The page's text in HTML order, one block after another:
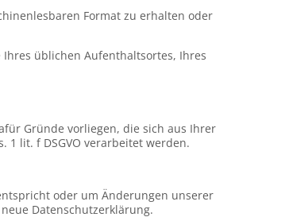
Format zu erhalten oder
Ihres üblichen Aufenthaltsortes, Ihres
Gründe vorliegen, die sich aus Ihrer
1 lit. f DSGVO verarbeitet werden.
oder um Änderungen unserer
Datenschutzerklärung.